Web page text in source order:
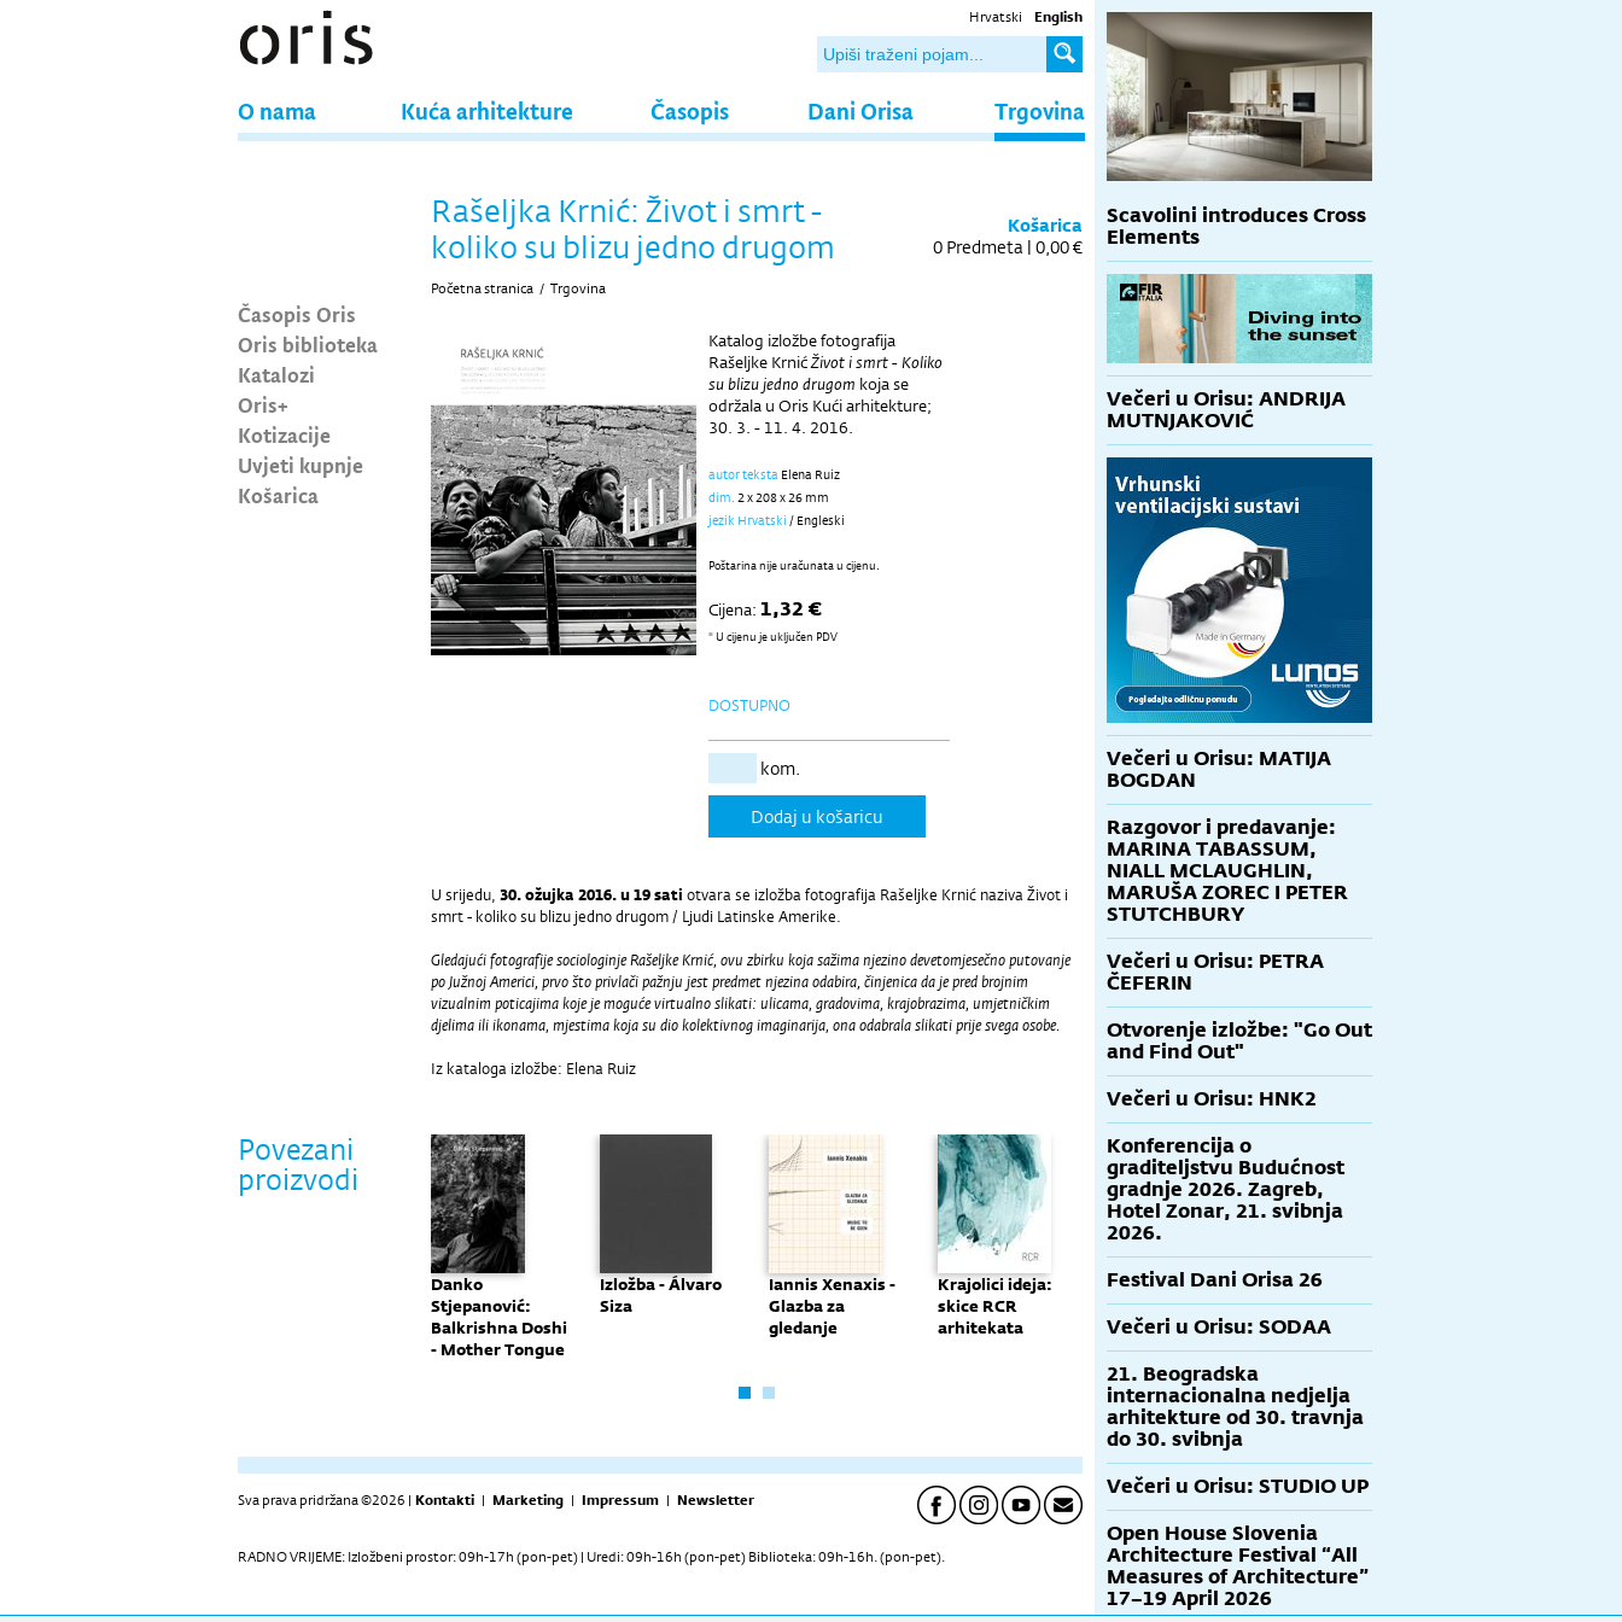
Hrvatski English
O nama Kuća arhitekture Časopis Dani Orisa Trgovina
Časopis Oris
Oris biblioteka
Katalozi
Oris+
Kotizacije
Uvjeti kupnje
Košarica
Rašeljka Krnić: Život i smrt -
koliko su blizu jedno drugom
Početna stranica / Trgovina
Košarica
0 Predmeta | 0,00 €
Katalog izložbe fotografija
Rašeljke KrnićŽivot i smrt - Koliko
su blizu jedno drugom koja se
održala u Oris Kući arhitekture;
30. 3. - 11. 4. 2016.
autor teksta Elena Ruiz
dim. 2 x 208 x 26 mm
jezik Hrvatski / Engleski
Poštarina nije uračunata u cijenu.
Cijena: 1,32 €
* U cijenu je uključen PDV
DOSTUPNO
kom.
Dodaj u košaricu
U srijedu, 30. ožujka 2016. u 19 sati otvara se izložba fotografija Rašeljke Krnić naziva Život i
smrt - koliko su blizu jedno drugom / Ljudi Latinske Amerike.
Gledajući fotografije sociologinje Rašeljke Krnić, ovu zbirku koja sažima njezino devetomjesečno putovanje
po Južnoj Americi, prvo što privlači pažnju jest predmet njezina odabira, činjenica da je pred brojnim
vizualnim poticajima koje je moguće virtualno slikati: ulicama, gradovima, krajobrazima, umjetničkim
djelima ili ikonama, mjestima koja su dio kolektivnog imaginarija, ona odabrala slikati prije svega osobe.
Iz kataloga izložbe: Elena Ruiz
Povezani
proizvodi
Danko
Stjepanović:
Balkrishna Doshi
- Mother Tongue
Izložba - Álvaro
Siza
Iannis Xenaxis -
Glazba za
gledanje
Krajolici ideja:
skice RCR
arhitekata
Izložba - Ivo Vitić Glenn Murcutt
Sva prava pridržana ©2026 | Kontakti | Marketing | Impressum | Newsletter
RADNO VRIJEME: Izložbeni prostor: 09h-17h (pon-pet) | Uredi: 09h-16h (pon-pet) Biblioteka: 09h-16h. (pon-pet).
Scavolini introduces Cross
Elements
Večeri u Orisu: ANDRIJA
MUTNJAKOVIĆ
Večeri u Orisu: MATIJA
BOGDAN
Razgovor i predavanje:
MARINA TABASSUM,
NIALL MCLAUGHLIN,
MARUŠA ZOREC I PETER
STUTCHBURY
Večeri u Orisu: PETRA
ČEFERIN
Otvorenje izložbe: "Go Out
and Find Out"
Večeri u Orisu: HNK2
Konferencija o
graditeljstvu Budućnost
gradnje 2026. Zagreb,
Hotel Zonar, 21. svibnja
2026.
Festival Dani Orisa 26
Večeri u Orisu: SODAA
21. Beogradska
internacionalna nedjelja
arhitekture od 30. travnja
do 30. svibnja
Večeri u Orisu: STUDIO UP
Open House Slovenia
Architecture Festival “All
Measures of Architecture”
17–19 April 2026